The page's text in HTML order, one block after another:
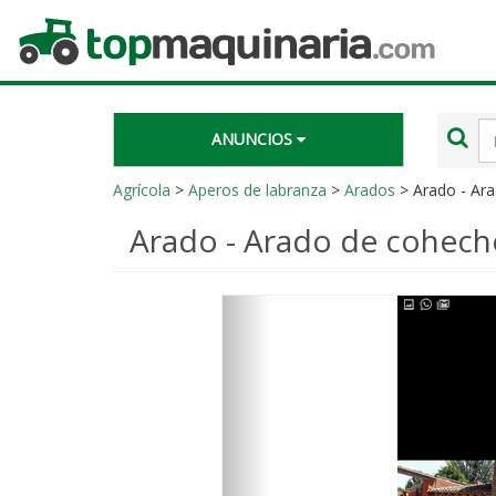
Topmaquinaria.com
ANUNCIOS
Agrícola > Aperos de labranza > Arados > Arado -
Arado - Arado de